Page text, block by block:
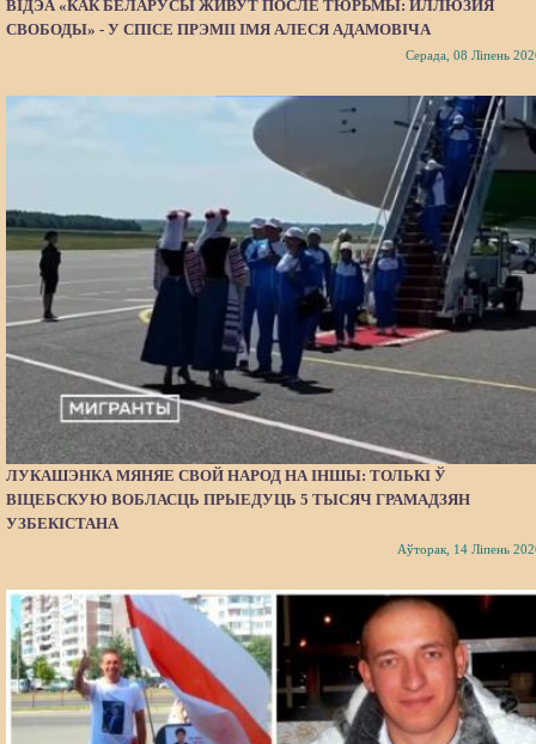
ВІДЭА «КАК БЕЛАРУСЫ ЖИВУТ ПОСЛЕ ТЮРЬМЫ: ИЛЛЮЗИЯ
СВОБОДЫ» - У СПІСЕ ПРЭМІІ ІМЯ АЛЕСЯ АДАМОВІЧА
Серада, 08 Ліпень
ЛУКАШЭНКА МЯНЯЕ СВОЙ НАРОД НА ІНШЫ: ТОЛЬКІ Ў
ВІЦЕБСКУЮ ВОБЛАСЦЬ ПРЫЕДУЦЬ 5 ТЫСЯЧ ГРАМАДЗЯН
УЗБЕКІСТАНА
Аўторак, 14 Ліпень